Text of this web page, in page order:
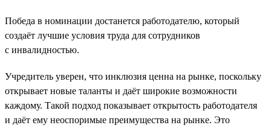
Победа в номинации достанется работодателю, который
создаёт лучшие условия труда для сотрудников
с инвалидностью.
Учредитель уверен, что инклюзия ценна на рынке, поскольку
открывает новые таланты и даёт широкие возможности
каждому. Такой подход показывает открытость работодателя
и даёт ему неоспоримые преимущества на рынке. Это